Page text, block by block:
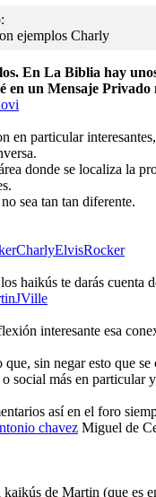
ejemplos Charly
En La Biblia hay
en un Mensaje
en particular
donde se localiza la
sea tan tan diferente.
CharlyElvisRocker
haikús te darás cuenta
interesante esa
que, sin negar esto que
social más en particular
así en el foro
chavez Miguel de
kaikús de Martin (que es